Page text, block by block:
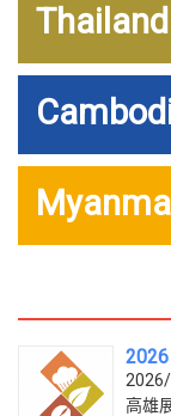
Thailand
高雄